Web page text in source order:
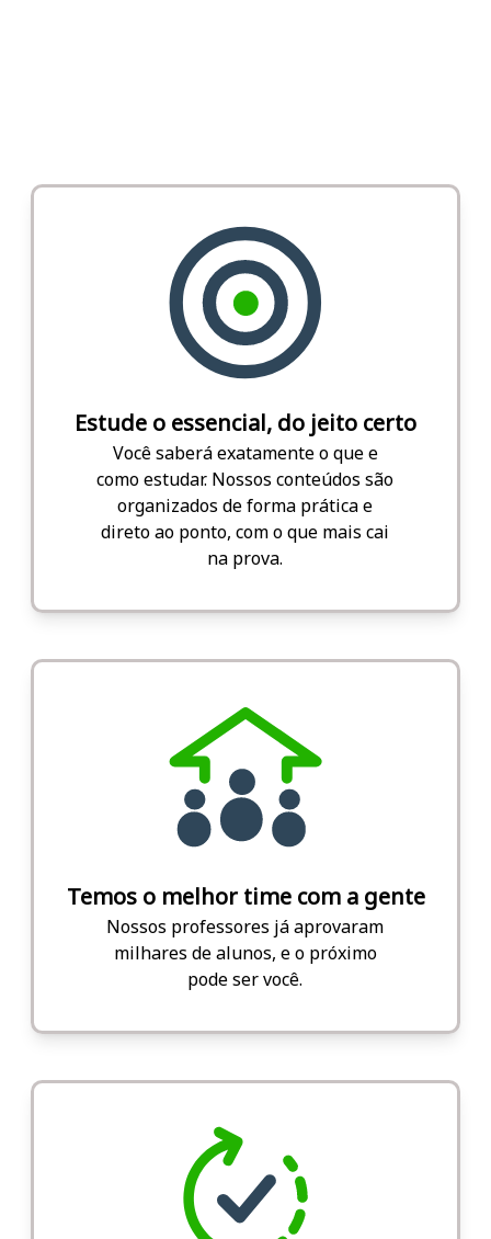
Estude o essencial, do jeito certo
Você saberá exatamente o que e
como estudar. Nossos conteúdos são
organizados de forma prática e
direto ao ponto, com o que mais cai
na prova.
Temos o melhor time com a gente
Nossos professores já aprovaram
milhares de alunos, e o próximo
pode ser você.